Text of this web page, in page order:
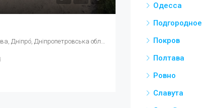
вул. Гавриїла Розанова, Дніпро́, Дніпропетровська область, Украина, 49000
Одесса
Подгородное
Покров
Полтава
Ровно
Славута